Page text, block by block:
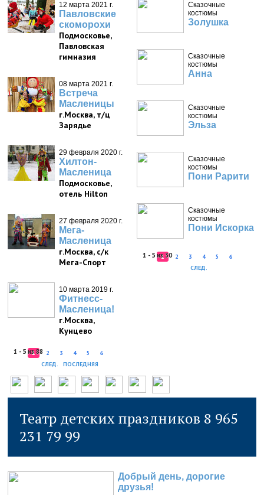
12 марта 2021 г.
Павловские
скоморохи
Подмосковье,
Павловская
гимназия
08 марта 2021 г.
Встреча
Масленицы
г.Москва, т/ц
Зарядье
29 февраля 2020 г.
Хилтон-
Масленица
Подмосковье,
отель Hilton
27 февраля 2020 г.
Мега-
Масленица
г.Москва, с/к
Мега-Спорт
10 марта 2019 г.
Фитнесс-
Масленица!
г.Москва,
Кунцево
1 - 5 из 88
1 2 3 4 5
6
СЛЕД.
ПОСЛЕДНЯЯ
Сказочные
костюмы
Золушка
Сказочные
костюмы
Анна
Сказочные
костюмы
Эльза
Сказочные
костюмы
Пони Рарити
Сказочные
костюмы
Пони Искорка
1 - 5 из 30
1 2 3 4 5
6
СЛЕД.
Театр детских праздников 8 965
231 79 99
Добрый день, дорогие
друзья!